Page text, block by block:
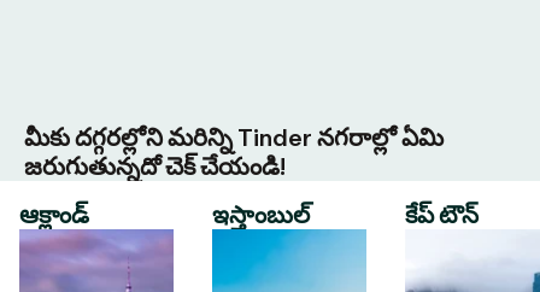
మీకు దగ్గరల్లోని మరిన్ని Tinder నగరాల్లో ఏమి
జరుగుతున్నదో చెక్ చేయండి!
ఆక్లాండ్
ఇస్తాంబుల్ కేప్ టౌన్